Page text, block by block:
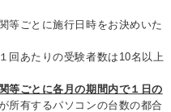
等ごとに施行日時をお決めいた
回あたりの受験者数は10名以上
等ごとに各月の期間内で１日の
所有するパソコンの台数の都合